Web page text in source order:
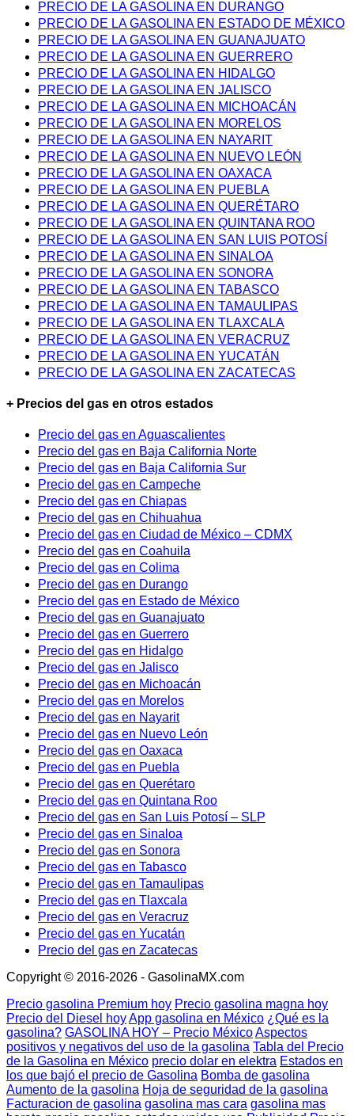
PRECIO DE LA GASOLINA EN DURANGO
PRECIO DE LA GASOLINA EN ESTADO DE MÉXICO
PRECIO DE LA GASOLINA EN GUANAJUATO
PRECIO DE LA GASOLINA EN GUERRERO
PRECIO DE LA GASOLINA EN HIDALGO
PRECIO DE LA GASOLINA EN JALISCO
PRECIO DE LA GASOLINA EN MICHOACÁN
PRECIO DE LA GASOLINA EN MORELOS
PRECIO DE LA GASOLINA EN NAYARIT
PRECIO DE LA GASOLINA EN NUEVO LEÓN
PRECIO DE LA GASOLINA EN OAXACA
PRECIO DE LA GASOLINA EN PUEBLA
PRECIO DE LA GASOLINA EN QUERÉTARO
PRECIO DE LA GASOLINA EN QUINTANA ROO
PRECIO DE LA GASOLINA EN SAN LUIS POTOSÍ
PRECIO DE LA GASOLINA EN SINALOA
PRECIO DE LA GASOLINA EN SONORA
PRECIO DE LA GASOLINA EN TABASCO
PRECIO DE LA GASOLINA EN TAMAULIPAS
PRECIO DE LA GASOLINA EN TLAXCALA
PRECIO DE LA GASOLINA EN VERACRUZ
PRECIO DE LA GASOLINA EN YUCATÁN
PRECIO DE LA GASOLINA EN ZACATECAS
+ Precios del gas en otros estados
Precio del gas en Aguascalientes
Precio del gas en Baja California Norte
Precio del gas en Baja California Sur
Precio del gas en Campeche
Precio del gas en Chiapas
Precio del gas en Chihuahua
Precio del gas en Ciudad de México – CDMX
Precio del gas en Coahuila
Precio del gas en Colima
Precio del gas en Durango
Precio del gas en Estado de México
Precio del gas en Guanajuato
Precio del gas en Guerrero
Precio del gas en Hidalgo
Precio del gas en Jalisco
Precio del gas en Michoacán
Precio del gas en Morelos
Precio del gas en Nayarit
Precio del gas en Nuevo León
Precio del gas en Oaxaca
Precio del gas en Puebla
Precio del gas en Querétaro
Precio del gas en Quintana Roo
Precio del gas en San Luis Potosí – SLP
Precio del gas en Sinaloa
Precio del gas en Sonora
Precio del gas en Tabasco
Precio del gas en Tamaulipas
Precio del gas en Tlaxcala
Precio del gas en Veracruz
Precio del gas en Yucatán
Precio del gas en Zacatecas
Copyright © 2016-2026 - GasolinaMX.com
Precio gasolina Premium hoy Precio gasolina magna hoy
Precio del Diesel hoyApp gasolina en México ¿Qué es la
gasolina? GASOLINA HOY – Precio MéxicoAspectos
positivos y negativos del uso de la gasolina Tabla del Precio
de la Gasolina en México precio dolar en elektra Estados en
los que bajó el precio de Gasolina Bomba de gasolina
Aumento de la gasolina Hoja de seguridad de la gasolina
Facturacion de gasolina gasolina mas cara gasolina mas